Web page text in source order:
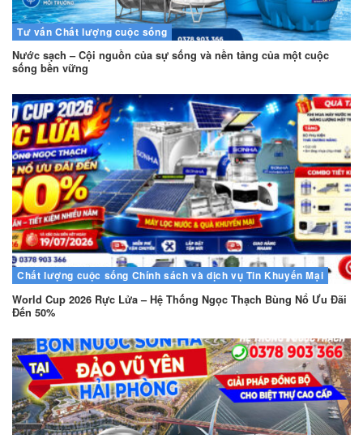
Tư vấn Chất lượng cuộc sống
Nước sạch – Cội nguồn của sự sống và nền tảng của một cuộc
sống bền vững
Chất lượng cuộc sống Chính sách và dịch vụ Tin Khuyến Mại
World Cup 2026 Rực Lửa – Hệ Thống Ngọc Thạch Bùng Nổ Ưu Đãi
Đến 50%